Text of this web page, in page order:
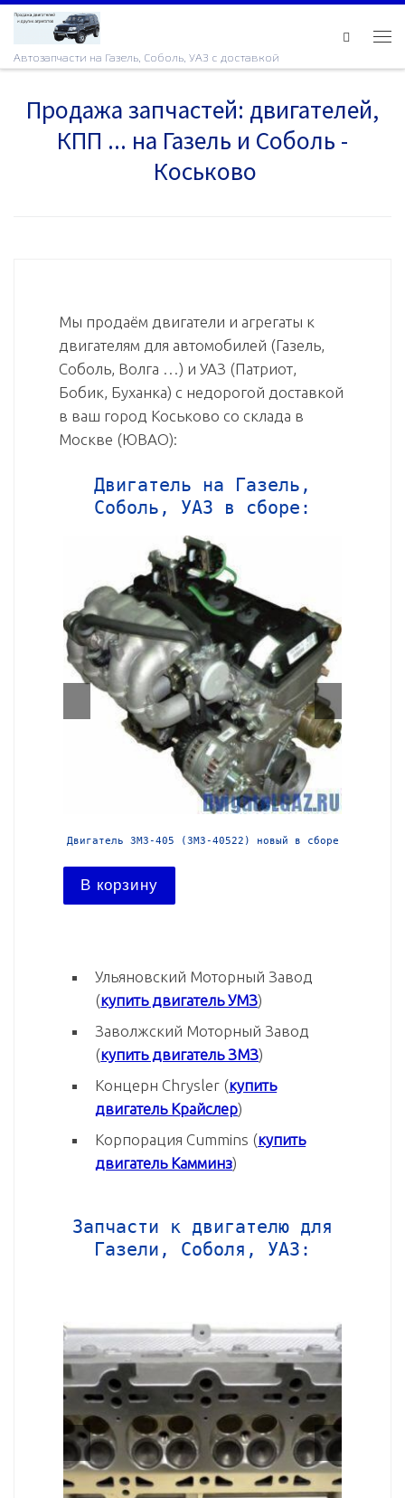
Skip to content
Автозапчасти на Газель, Соболь, УАЗ с доставкой
Продажа запчастей: двигателей,
КПП ... на Газель и Соболь -
Коськово
Мы продаём двигатели и агрегаты к
двигателям для автомобилей (Газель,
Соболь, Волга …) и УАЗ (Патриот,
Бобик, Буханка) с недорогой доставкой
в ваш город Коськово со склада в
Москве (ЮВАО):
Двигатель на Газель,
Соболь, УАЗ в сборе:
Двигатель ЗМЗ-405 (ЗМЗ-40522) новый в сборе
В корзину
Ульяновский Моторный Завод
(купить двигатель УМЗ)
Заволжский Моторный Завод
(купить двигатель ЗМЗ)
Концерн Chrysler (купить
двигатель Крайслер)
Корпорация Cummins (купить
двигатель Камминз)
Запчасти к двигателю для
Газели, Соболя, УАЗ: